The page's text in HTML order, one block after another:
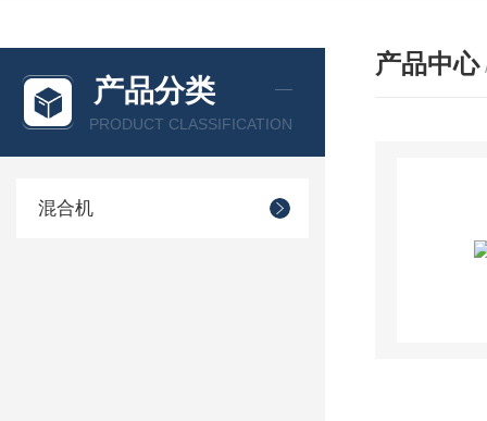
产品分类
PRODUCT CLASSIFICATION
混合机
产品中心